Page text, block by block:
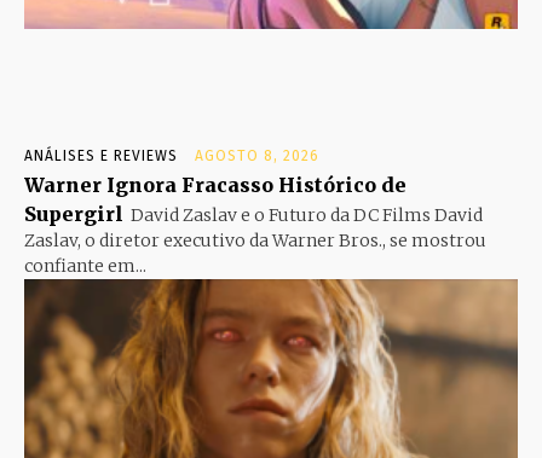
ANÁLISES E REVIEWS AGOSTO 8, 2026
Warner Ignora Fracasso Histórico de
Supergirl David Zaslav e o Futuro da DC Films David
Zaslav, o diretor executivo da Warner Bros., se mostrou
confiante em...